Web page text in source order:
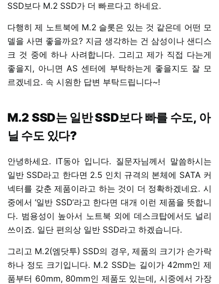
SSD보다 M.2 SSD가 더 빠르다고 하네요.
다행히 제 노트북에 M.2 슬롯은 있는 것 같은데 어떤 모
델을 사면 좋을까요? 지금 생각하는 건 삼성이나 샌디스
크 것 중에 하나 사려합니다. 그리고 제가 직접 다는게
좋을지, 아니면 AS 센터에 부탁하는게 좋을지도 잘 모
르겠네요. 속 시원한 답변 부탁드립니다~!
M.2 SSD는 일반 SSD보다 빠를 수도, 아
닐 수도 있다?
안녕하세요. IT동아 입니다. 질문자님께서 말씀하시는
일반 SSD라고 한다면 2.5 인치 규격의 본체에 SATA 커
넥터를 갖춘 제품이라고 하는 것이 더 정확하겠네요. 시
중에서 ‘일반 SSD’라고 한다면 대개 이런 제품을 뜻합니
다. 범용성이 높아서 노트북 외에 데스크탑에서도 널리
쓰이죠. 일단 편의상 일반 SSD라고 하겠습니다.
그리고 M.2(엠닷투) SSD의 경우, 제품의 크기가 손가락
하나 정도 크기입니다. M.2 SSD는 길이가 42mm인 제
품부터 60mm, 80mm인 제품도 있는데, 시중에서 가장